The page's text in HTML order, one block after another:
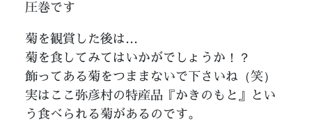
圧巻です
菊を観賞した後は…
菊を食してみてはいかがでしょうか！？
飾ってある菊をつままないで下さいね（笑）
実はここ弥彦村の特産品『かきのもと』とい
う食べられる菊があるのです。